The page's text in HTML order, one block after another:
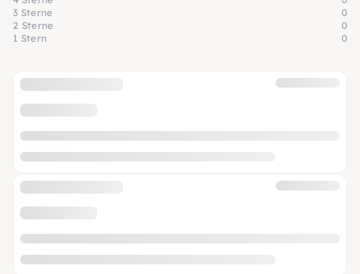
3 Sterne
0
2 Sterne
0
1 Stern
0